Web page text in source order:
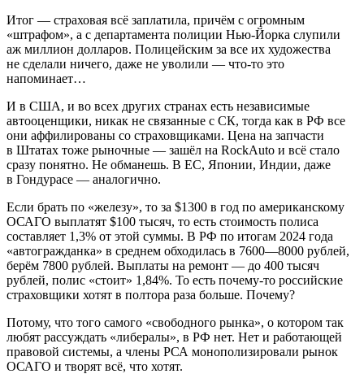
Итог — страховая всё заплатила, причём с огромным
«штрафом», а с департамента полиции Нью-Йорка слупили
аж миллион долларов. Полицейским за все их художества
не сделали ничего, даже не уволили — что-то это
напоминает…
И в США, и во всех других странах есть независимые
автооценщики, никак не связанные с СК, тогда как в РФ все
они аффилированы со страховщиками. Цена на запчасти
в Штатах тоже рыночные — зашёл на RockAuto и всё стало
сразу понятно. Не обманешь. В ЕС, Японии, Индии, даже
в Гондурасе — аналогично.
Если брать по «железу», то за $1300 в год по американскому
ОСАГО выплатят $100 тысяч, то есть стоимость полиса
составляет 1,3% от этой суммы. В РФ по итогам 2024 года
«автогражданка» в среднем обходилась в 7600—8000 рублей,
берём 7800 рублей. Выплаты на ремонт — до 400 тысяч
рублей, полис «стоит» 1,84%. То есть почему-то российские
страховщики хотят в полтора раза больше. Почему?
Потому, что того самого «свободного рынка», о котором так
любят рассуждать «либералы», в РФ нет. Нет и работающей
правовой системы, а члены РСА монополизировали рынок
ОСАГО и творят всё, что хотят.